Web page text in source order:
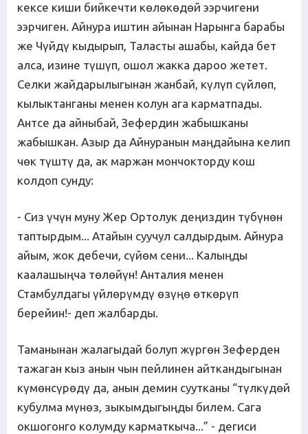
кексе киши бийкечти көлөкөдөй ээрчигени
ээрчиген. Айнура иштин айынан Нарынга барабы
же Чүйдү кыдырып, Таласты ашабы, кайда бет
алса, изине түшүп, ошол жакка дароо жетет.
Селки жайдарылыгынан жанбай, күлүп сүйлөп,
кылыктанганы менен колун ага карматпады.
Антсе да айныбай, Зефердин жабышканы
жабышкан. Азыр да Айнуранын маңдайына келип
чөк түштү да, ак маржан мончокторду кош
колдоп сунду:
- Сиз үчүн муну Жер Ортолук деңиздин түбүнөн
таптырдым... Атайын суучул салдырдым. Айнура
айым, жок дебечи, сүйөм сени... Калыңды
каалашыңча төлөйүн! Анталия менен
Стамбулдагы үйлөрүмдү өзүңө өткөрүп
берейин!- деп жалбарды.
Таманынан жалагыдай болуп жүргөн Зеферден
тажаган кыз анын чын пейлинен айткандыгынан
күмөнсүрөдү да, анын демин суутканы “түлкүдөй
кубулма мүнөз, зыкымдыгыңды билем. Сага
окшогонго колумду карматкыча...” - дегиси